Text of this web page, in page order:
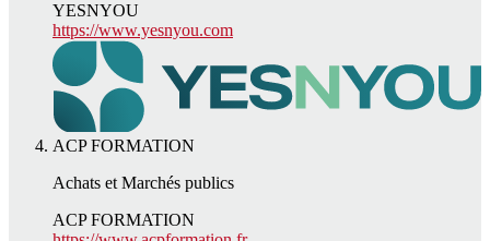
YESNYOU
https://www.yesnyou.com
ACP FORMATION
Achats et Marchés publics
ACP FORMATION